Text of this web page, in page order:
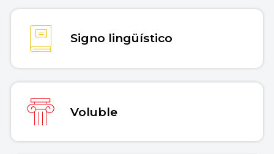
Signo lingüístico
Voluble